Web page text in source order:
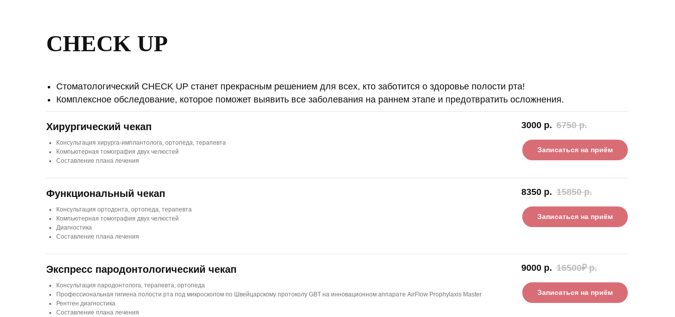
CHECK UP
Стоматологический CHECK UP станет прекрасным решением для всех, кто заботится о здоровье полости рта!
Комплексное обследование, которое поможет выявить все заболевания на раннем этапе и предотвратить осложнения.
Хирургический чекап
Консультация хирурга-имплантолога, ортопеда, терапевта
Компьютерная томография двух челюстей
Составление плана лечения
3000 р. 6750 р.
Записаться на приём
Функциональный чекап
Консультация ортодонта, ортопеда, терапевта
Компьютерная томография двух челюстей
Диагностика
Составление плана лечения
8350 р. 15850 р.
Записаться на приём
Экспресс пародонтологический чекап
Консультация пародонтолога, терапевта, ортопеда
Профессиональная гигиена полости рта под микроскопом по Швейцарскому протоколу GBT на инновационном аппарате AirFlow Prophylaxis Master
Рентген диагностика
Составление плана лечения
9000 р. 16500₽ р.
Записаться на приём